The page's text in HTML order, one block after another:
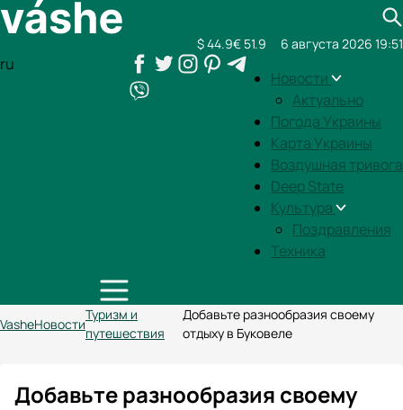
ru
Новости
Актуально
Погода Украины
Карта Украины
Воздушная тривога
Deep State
Культура
Поздравления
Техника
$ 44.9€ 51.9 6 августа 2026 19:51
VasheНовости
Туризм и
путешествия
Добавьте разнообразия своему
отдыху в Буковеле
Добавьте разнообразия своему